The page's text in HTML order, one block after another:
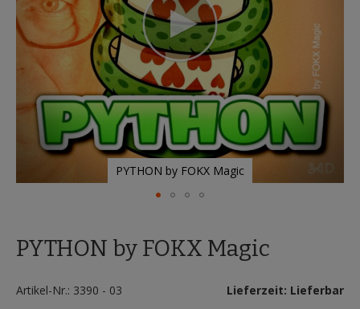
PYTHON by FOKX Magic
der
PYTHON by FOKX Magic
Artikel-Nr.: 3390 - 03
Lieferzeit: Lieferbar